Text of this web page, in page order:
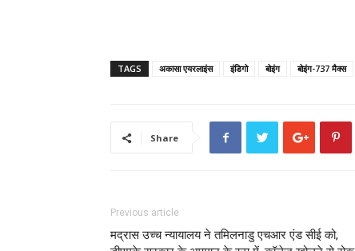
TAGS अकासा एयरलाइंस इंडिगो बोइंग बोइंग-737 मैक्स
Share
Previous article
मद्रास उच्च न्यायालय ने तमिलनाडु एचआर एंड सीई को,